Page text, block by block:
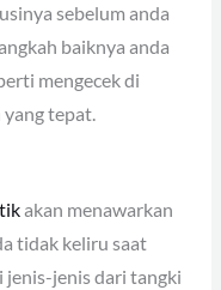
sebelum anda
baiknya anda
mengecek di
tepat.
akan menawarkan
tidak keliru saat
jenis-jenis dari tangki